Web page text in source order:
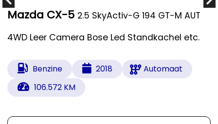
Mazda CX-5 2.5 SkyActiv-G 194 GT-M AUT
4WD Leer Camera Bose Led Standkachel etc.
Benzine 2018
Automaat
106.572 KM